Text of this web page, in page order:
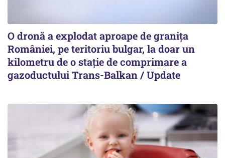
O dronă a explodat aproape de granița
României, pe teritoriu bulgar, la doar un
kilometru de o stație de comprimare a
gazoductului Trans-Balkan / Update